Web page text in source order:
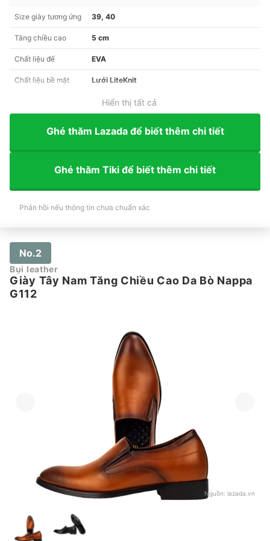
Size giày tương ứng 39, 40
Tăng chiều cao 5 cm
Chất liệu đế EVA
Chất liệu bề mặt Lưới LiteKnit
Hiển thị tất cả
Ghé thăm Lazada để biết thêm chi tiết
Ghé thăm Tiki để biết thêm chi tiết
Phản hồi nếu thông tin chưa chuẩn xác
No.2
Bụi leather
Giày Tây Nam Tăng Chiều Cao Da Bò Nappa
G112
Nguồn: lazada.vn